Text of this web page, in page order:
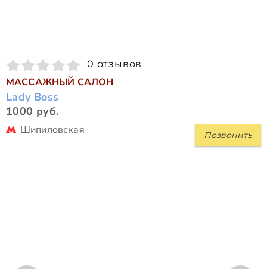
0 отзывов
МАССАЖНЫЙ САЛОН
Lady Boss
1000 руб.
Позвонить
Шипиловская